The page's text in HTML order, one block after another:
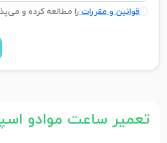
قوانین و مقرراترا مطالعه کرده و
تعمیر ساعت موادو